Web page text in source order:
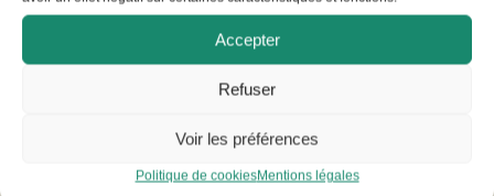
Accepter
Refuser
Voir les préférences
Politique de cookiesMentions légales